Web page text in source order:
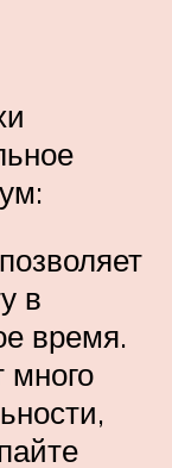
в
время.
много